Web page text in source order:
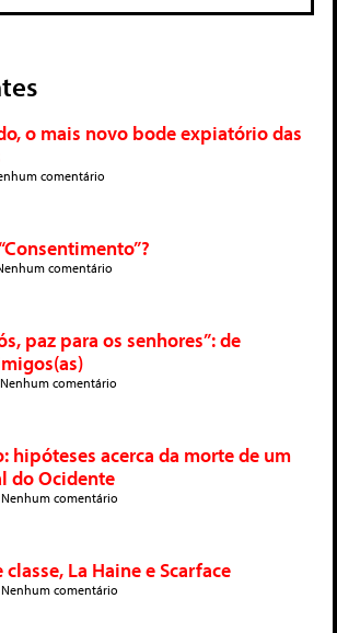
o mais novo bode expiatório das
comentário
comentário
paz para os senhores”: de
Nenhum comentário
hipóteses acerca da morte de um
do Ocidente
Nenhum comentário
La Haine e Scarface
Nenhum comentário